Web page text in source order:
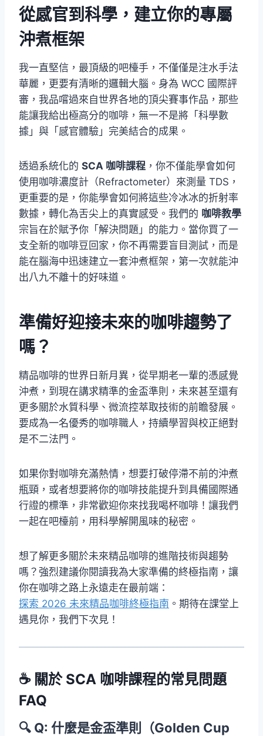
從感官到科學，建立你的專屬
沖煮框架
我一直堅信，最頂級的吧檯手，不僅僅是注水手法
華麗，更要有清晰的邏輯大腦。身為 WCC 國際評
審，我品嚐過來自世界各地的頂尖賽事作品，那些
能讓我給出極高分的咖啡，無一不是將「科學數
據」與「感官體驗」完美結合的成果。
透過系統化的 SCA 咖啡課程 ，你不僅能學會如何
使用咖啡濃度計（Refractometer）來測量 TDS，
更重要的是，你能學會如何將這些冷冰冰的折射率
數據，轉化為舌尖上的真實感受。我們的 咖啡教學
宗旨在於賦予你「解決問題」的能力。當你買了一
支全新的咖啡豆回家，你不再需要盲目測試，而是
能在腦海中迅速建立一套沖煮框架，第一次就能沖
出八九不離十的好味道。
準備好迎接未來的咖啡趨勢了
嗎？
精品咖啡的世界日新月異，從早期老一輩的憑感覺
沖煮，到現在講求精準的金盃準則，未來甚至還有
更多關於水質科學、微流控萃取技術的前瞻發展。
要成為一名優秀的咖啡職人，持續學習與校正絕對
是不二法門。
如果你對咖啡充滿熱情，想要打破停滯不前的沖煮
瓶頸，或者想要將你的咖啡技能提升到具備國際通
行證的標準，非常歡迎你來找我喝杯咖啡！讓我們
一起在吧檯前，用科學解開風味的秘密。
想了解更多關於未來精品咖啡的進階技術與趨勢
嗎？強烈建議你閱讀我為大家準備的終極指南，讓
你在咖啡之路上永遠走在最前端：
探索 2026 未來精品咖啡終極指南 。期待在課堂上
遇見你，我們下次見！
☕ 關於 SCA 咖啡課程的常見問題
FAQ
🔍 Q: 什麼是金盃準則（Golden Cup